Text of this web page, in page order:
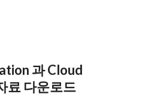
과 Cloud
료 다운로드